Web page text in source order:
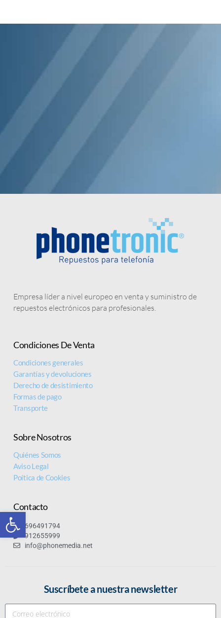
Abrir barra de herramientas
DE IPHONE
más baratas del mercado
Empresa líder a nivel europeo en venta y suministro de
repuestos electrónicos para profesionales.
Condiciones De Venta
Condiciones generales
Garantías y devoluciones
Derecho de desistimiento
Formas de pago
Transporte
Sobre Nosotros
Quiénes Somos
Aviso Legal
Poítica de Cookies
Contacto
696491794
912655999
info@phonemedia.net
Suscríbete a nuestra newsletter